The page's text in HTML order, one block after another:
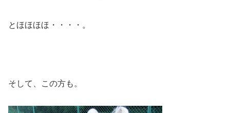
とほほほほ・・・・。
そして、この方も。